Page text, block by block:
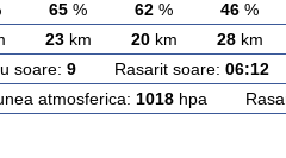
65 % 62 % 46 %
23km 20km 28km
soare: 9Rasarit soare: 06:12
atmosferica: 1018hpa